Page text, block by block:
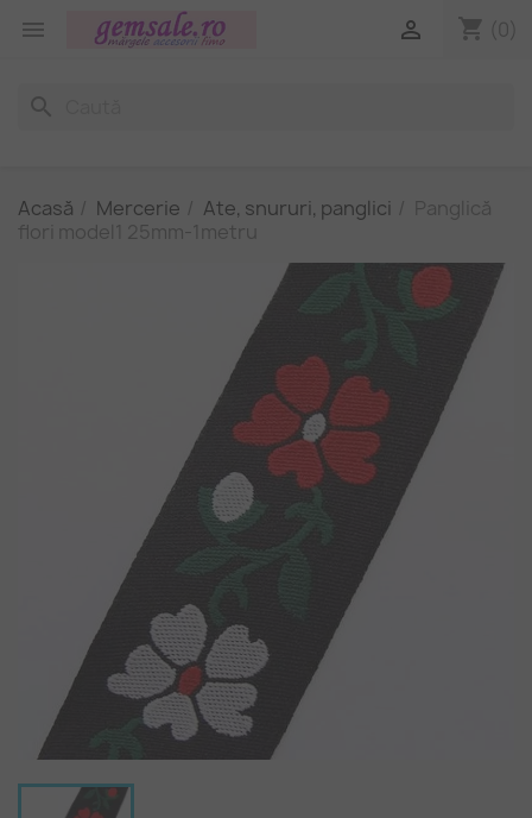
 shopping_cart (0)

search
Acasă Mercerie Ate, snururi, panglici
Panglică
flori model1 25mm-1metru